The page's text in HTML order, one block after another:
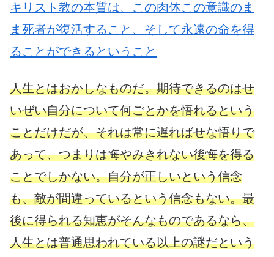
キリスト教の本質は、この肉体この意識のま
ま死者が復活すること、そして永遠の命を得
ることができるということ
人生とはおかしなものだ。期待できるのはせ
いぜい自分について何ごとかを悟れるという
ことだけだが、それは常に遅ればせな悟りで
あって、つまりは悔やみきれない後悔を得る
ことでしかない。自分が正しいという信念
も、敵が間違っているという信念もない。最
後に得られる知恵がそんなものであるなら、
人生とは普通思われている以上の謎だという